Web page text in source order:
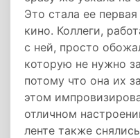
Это стала ее
кино. Коллеги,
с ней, просто
которую не нужно
потому что она их
этом
отличном
ленте также